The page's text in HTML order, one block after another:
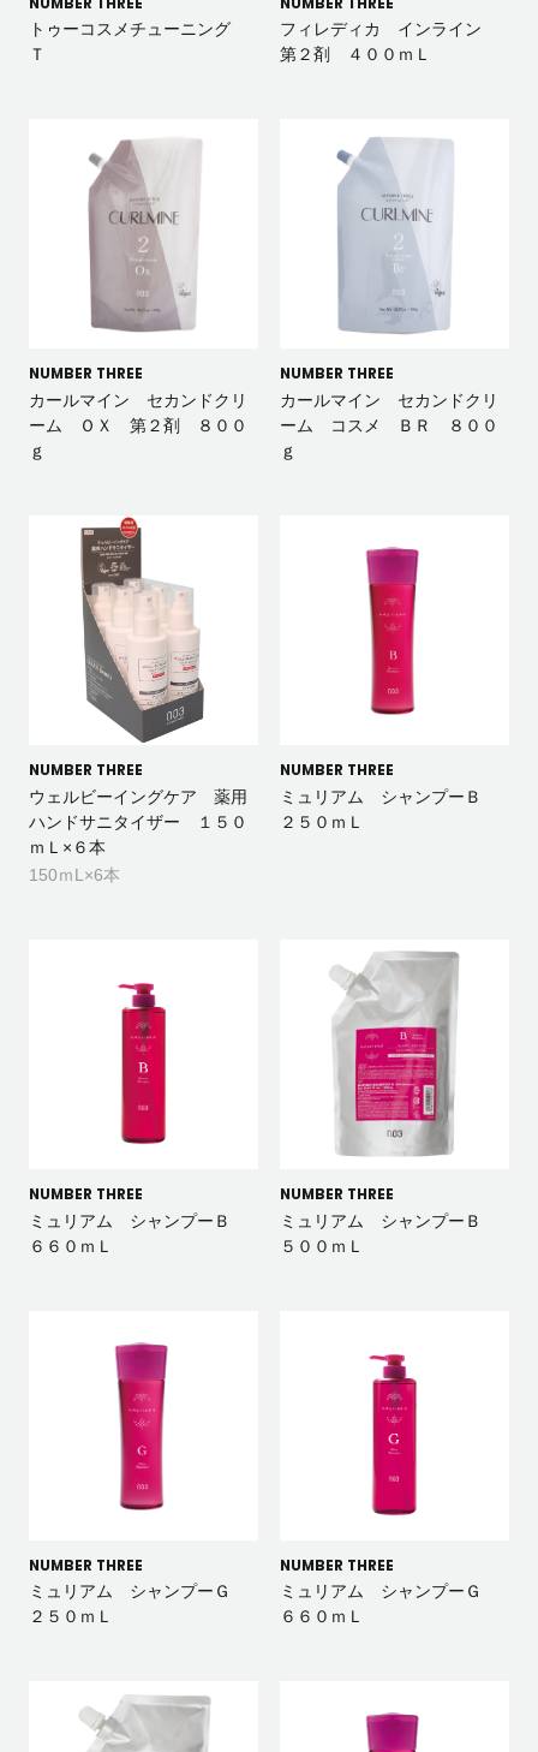
トゥーコスメチューニング
Ｔ
フィレディカ インライン
第２剤 ４００ｍＬ
NUMBER THREE
カールマイン セカンドクリ
ーム ＯＸ 第２剤 ８００
ｇ
NUMBER THREE
カールマイン セカンドクリ
ーム コスメ ＢＲ ８００
ｇ
NUMBER THREE
ウェルビーイングケア 薬用
ハンドサニタイザー １５０
ｍＬ×６本
150ｍL×6本
NUMBER THREE
ミュリアム シャンプーＢ
２５０ｍＬ
NUMBER THREE
ミュリアム シャンプーＢ
６６０ｍＬ
NUMBER THREE
ミュリアム シャンプーＢ
５００ｍＬ
NUMBER THREE
ミュリアム シャンプーＧ
２５０ｍＬ
NUMBER THREE
ミュリアム シャンプーＧ
６６０ｍＬ